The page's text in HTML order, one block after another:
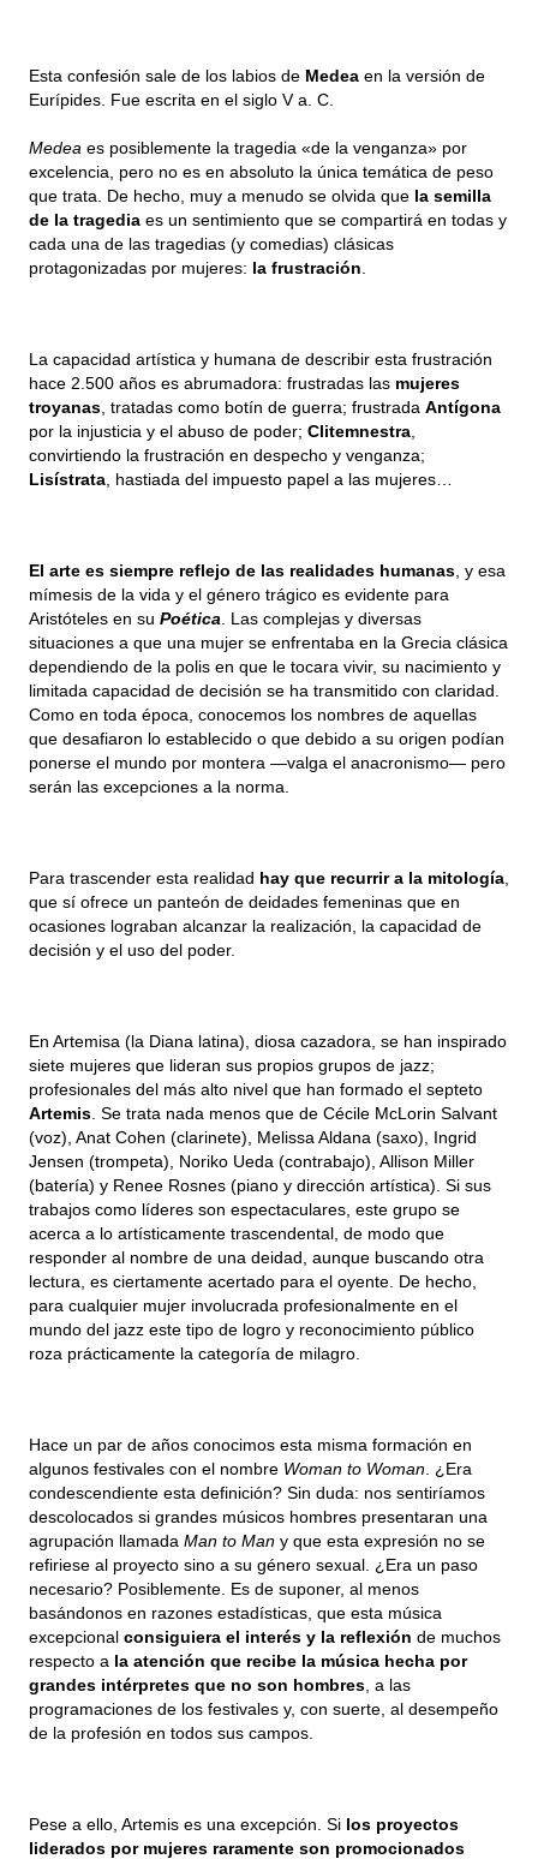
Esta confesión sale de los labios de Medea en la versión de
Eurípides. Fue escrita en el siglo V a. C.
Medea es posiblemente la tragedia «de la venganza» por
excelencia, pero no es en absoluto la única temática de peso
que trata. De hecho, muy a menudo se olvida que la semilla
de la tragedia es un sentimiento que se compartirá en todas y
cada una de las tragedias (y comedias) clásicas
protagonizadas por mujeres: la frustración
La capacidad artística y humana de describir esta frustración
hace 2.500 años es abrumadora: frustradas las mujeres
troyanas , tratadas como botín de guerra; frustrada Antígona
por la injusticia y el abuso de poder; Clitemnestra
Lisístrata , hastiada del impuesto papel a las mujeres…
El arte es siempre reflejo de las realidades humanas , y esa
mímesis de la vida y el género trágico es evidente para
Aristóteles en su Poética . Las complejas y diversas
situaciones a que una mujer se enfrentaba en la Grecia clásica
dependiendo de la polis en que le tocara vivir, su nacimiento y
limitada capacidad de decisión se ha transmitido con claridad.
Como en toda época, conocemos los nombres de aquellas
que desafiaron lo establecido o que debido a su origen podían
ponerse el mundo por montera —valga el anacronismo— pero
serán las excepciones a la norma.
Para trascender esta realidad hay que recurrir a la mitología
que sí ofrece un panteón de deidades femeninas que en
ocasiones lograban alcanzar la realización, la capacidad de
decisión y el uso del poder.
En Artemisa (la Diana latina), diosa cazadora, se han inspirado
siete mujeres que lideran sus propios grupos de jazz;
Artemis . Se trata nada menos que de Cécile McLorin Salvant
(voz), Anat Cohen (clarinete), Melissa Aldana (saxo), Ingrid
Jensen (trompeta), Noriko Ueda (contrabajo), Allison Miller
(batería) y Renee Rosnes (piano y dirección artística). Si sus
trabajos como líderes son espectaculares, este grupo se
acerca a lo artísticamente trascendental, de modo que
responder al nombre de una deidad, aunque buscando otra
lectura, es ciertamente acertado para el oyente. De hecho,
para cualquier mujer involucrada profesionalmente en el
mundo del jazz este tipo de logro y reconocimiento público
roza prácticamente la categoría de milagro.
Hace un par de años conocimos esta misma formación en
algunos festivales con el nombre Woman to Woman . ¿Era
condescendiente esta definición? Sin duda: nos sentiríamos
descolocados si grandes músicos hombres presentaran una
agrupación llamada Man to Man y que esta expresión no se
refiriese al proyecto sino a su género sexual. ¿Era un paso
necesario? Posiblemente. Es de suponer, al menos
basándonos en razones estadísticas, que esta música
excepcional consiguiera el interés y la reflexión de muchos
respecto a la atención que recibe la música hecha por
grandes intérpretes que no son hombres , a las
programaciones de los festivales y, con suerte, al desempeño
de la profesión en todos sus campos.
Pese a ello, Artemis es una excepción. Si los proyectos
liderados por mujeres raramente son promocionados